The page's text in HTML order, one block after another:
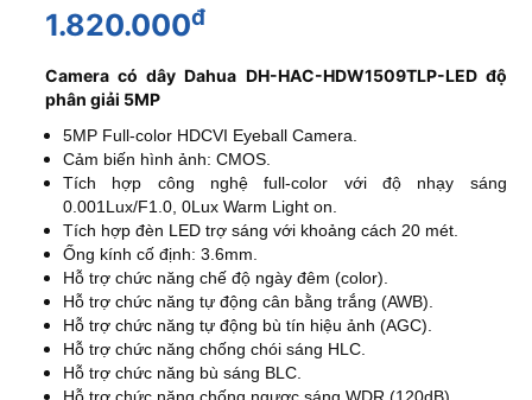
1.820.000đ
Camera có dây Dahua DH-HAC-HDW1509TLP-LED độ
phân giải 5MP
5MP Full-color HDCVI Eyeball Camera.
Cảm biến hình ảnh: CMOS.
Tích hợp công nghệ full-color với độ nhạy sáng
0.001Lux/F1.0, 0Lux Warm Light on.
Tích hợp đèn LED trợ sáng với khoảng cách 20 mét.
Ống kính cố định: 3.6mm.
Hỗ trợ chức năng chế độ ngày đêm (color).
Hỗ trợ chức năng tự động cân bằng trắng (AWB).
Hỗ trợ chức năng tự động bù tín hiệu ảnh (AGC).
Hỗ trợ chức năng chống chói sáng HLC.
Hỗ trợ chức năng bù sáng BLC.